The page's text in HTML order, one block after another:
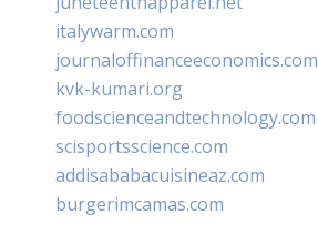
italywarm.com
journaloffinanceeconomics.com
kvk-kumari.org
foodscienceandtechnology.com
scisportsscience.com
addisababacuisineaz.com
burgerimcamas.com